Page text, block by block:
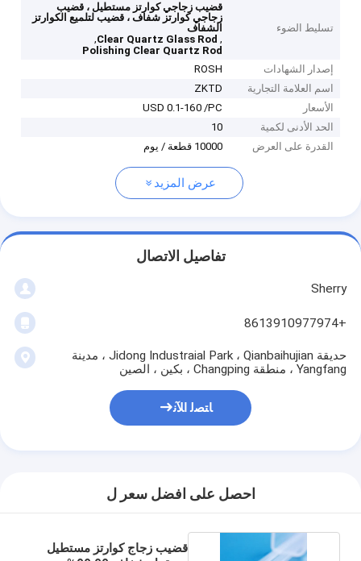
تسليط الضوء
قضيب زجاجي كوارتز مستطيل ، قضيب
زجاجي كوارتز شفاف ، قضيب لتلميع الكوارتز
الشفاف
,
Clear Quartz Glass Rod
,
Polishing Clear Quartz Rod
إصدار الشهادات
ROSH
اسم العلامة التجارية
ZKTD
الأسعار
USD 0.1-160 /PC
الحد الأدنى لكمية
10
القدرة على العرض
10000 قطعة / يوم
عرض المزيد
تفاصيل الاتصال
Sherry
+8613910977974
حديقة Jidong Industraial Park ، Qianbaihujian ، مدينة
Yangfang ، منطقة Changping ، بكين ، الصين
ﺎﺘﺼﻟ ﺍﻶﻧ
احصل على افضل سعر ل
قضيب زجاج كوارتز مستطيل